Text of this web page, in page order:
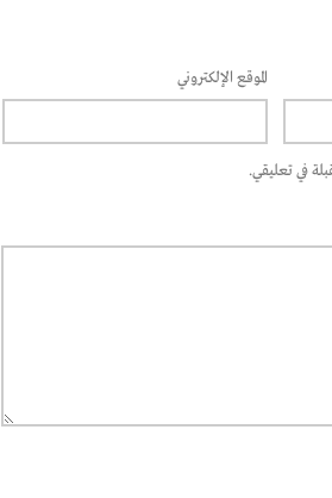
الموقع الإلكتروني
في تعليقي.